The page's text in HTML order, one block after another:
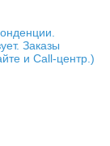
Заказы
и Call-центр.)